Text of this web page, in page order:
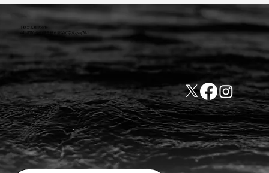
小林ゴム株式会社
441-8016 愛知県豊橋市新栄町字東小向76-1
TEL:0532-31-4646
FAX:0532-32-6810
​会社概要
​利用規約